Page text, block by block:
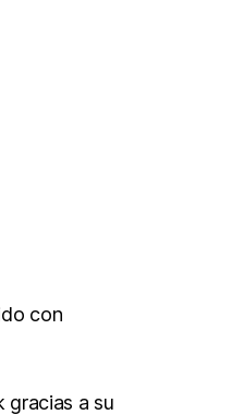
con
gracias a su